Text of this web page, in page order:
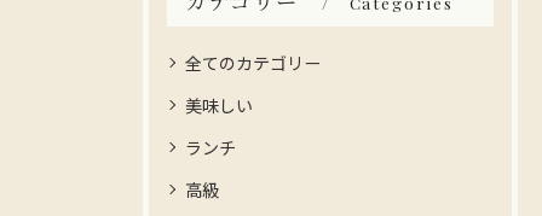
全てのカテゴリー
美味しい
ランチ
高級